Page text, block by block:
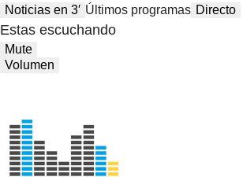
Noticias en 3′ Últimos programas Directo
Estas escuchando
Mute
Volumen